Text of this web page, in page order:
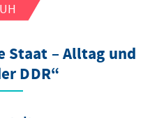
Staat – Alltag und
DDR“